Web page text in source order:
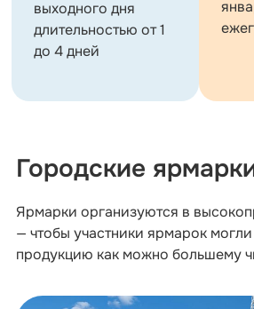
выходного дня
длительностью от 1
до 4 дней
Городские
Ярмарки организуются в
— чтобы участники ярмарок
продукцию как можно большему